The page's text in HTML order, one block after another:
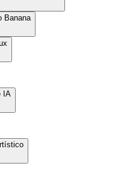
Banana
IA